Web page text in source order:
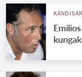
KÄNDISAR